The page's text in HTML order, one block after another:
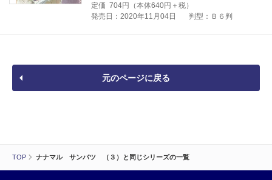
TOP ナナマル サンバツ （３）と同じシリーズの一覧
定価 704円（本体640円＋税）
発売日：2020年11月04日
判型：Ｂ６判
元のページに戻る